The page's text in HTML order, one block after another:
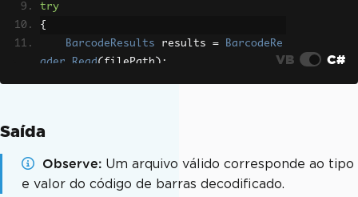
try
{
BarcodeResults results =
BarcodeRe
ader
Read( filePath );
Console .WriteLine ($"[{result.B
VB C#
Saída
Observe
Um arquivo válido corresponde ao tipo
e valor do código de barras decodificado.